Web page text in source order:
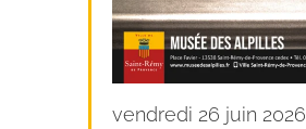
vendredi 26 juin 2026